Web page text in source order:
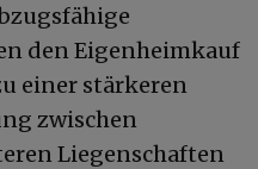
den Eigenheimkauf
einer stärkeren
zwischen
Liegenschaften